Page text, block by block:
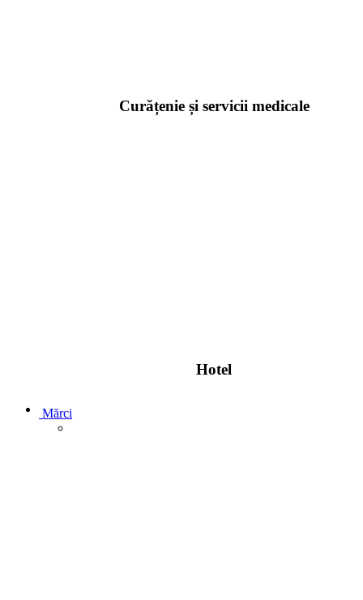
Curățenie și servicii medicale
Hotel
Mărci